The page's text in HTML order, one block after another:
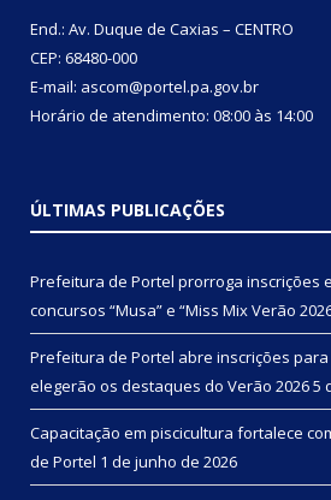
End.: Av. Duque de Caxias – CENTRO
CEP: 68480-000
E-mail: ascom@portel.pa.gov.br
Horário de atendimento: 08:00 às 14:00
ÚLTIMAS PUBLICAÇÕES
Prefeitura de Portel prorroga inscrições
concursos “Musa” e “Miss Mix Verão
Prefeitura de Portel abre inscrições
elegerão os destaques do Verão 20265
Capacitação em piscicultura fortalece
de Portel 1 de junho de 2026